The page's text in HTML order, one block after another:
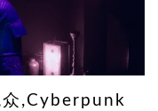
,Cyber​​punk